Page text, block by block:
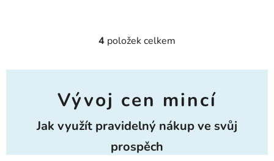
Ovládací prvky výpisu
4 položek celkem
Vývoj cen mincí
Jak využít pravidelný nákup ve svůj
prospěch